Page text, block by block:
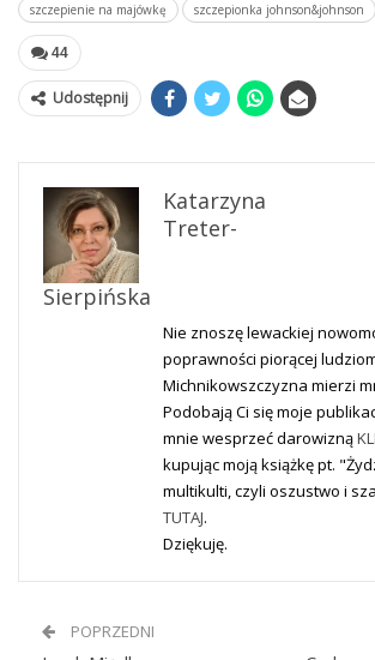
szczepienie na majówkę
szczepionka johnson&johnson
44
Udostępnij
Katarzyna
Treter-
Sierpińska
Nie znoszę lewackiej
poprawności piorącej
Michnikowszczyzna mierzi
Podobają Ci się moje
mnie wesprzeć darowizną
kupując moją książkę pt.
multikulti, czyli oszustwo i
TUTAJ.
Dziękuję.
POPRZEDNI